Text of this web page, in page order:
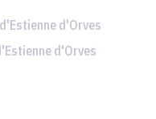
d'Orves
d'Orves